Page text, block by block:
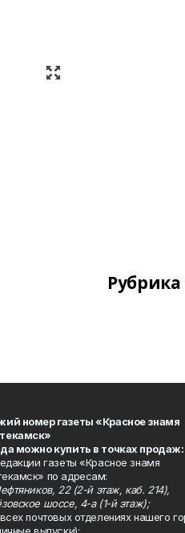
номер газеты «Красное знамя
можно купить в точках продаж:
газеты «Красное знамя
по адресам:
22 (2-й этаж, каб. 214),
шоссе, 4-а (1-й этаж);
почтовых отделениях нашего